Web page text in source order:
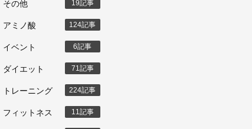
その他 19
アミノ酸 124
イベント 6
ダイエット 71
トレーニング 224
フィットネス 11